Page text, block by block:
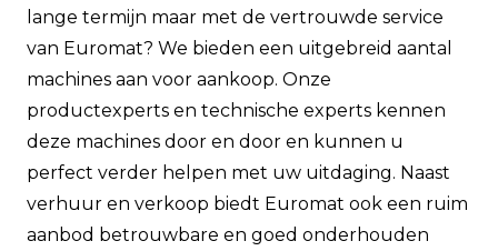
lange termijn maar met de vertrouwde service
van Euromat? We bieden een uitgebreid aantal
machines aan voor aankoop. Onze
productexperts en technische experts kennen
deze machines door en door en kunnen u
perfect verder helpen met uw uitdaging. Naast
verhuur en verkoop biedt Euromat ook een ruim
aanbod betrouwbare en goed onderhouden